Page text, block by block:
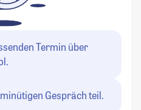
Termin über
Gespräch teil.